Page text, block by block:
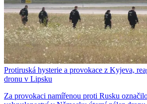
Protiruská hysterie a provokace z Kyjeva,
dronu v Lipsku
Za provokaci namířenou proti Rusku